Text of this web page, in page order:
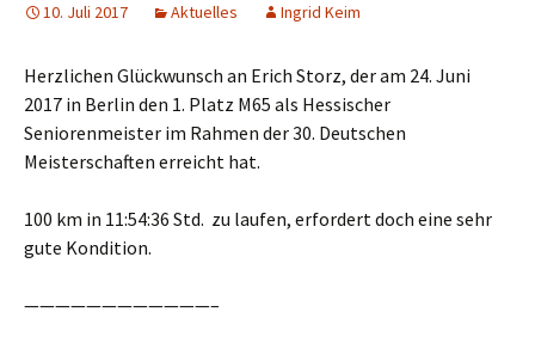
10. Juli 2017 Aktuelles Ingrid Keim
Herzlichen Glückwunsch an Erich Storz, der am 24. Juni
2017 in Berlin den 1. Platz M65 als Hessischer
Seniorenmeister im Rahmen der 30. Deutschen
Meisterschaften erreicht hat.
100 km in 11:54:36 Std. zu laufen, erfordert doch eine sehr
gute Kondition.
————————————–